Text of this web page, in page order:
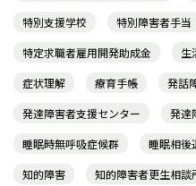
特別支援学校
特別障害者手当
特定求職者雇用開発助成金
生
症状理解
療育手帳 発話
発達障害者支援センター
発達
睡眠時無呼吸症候群
睡眠相後
知的障害
知的障害者更生相談